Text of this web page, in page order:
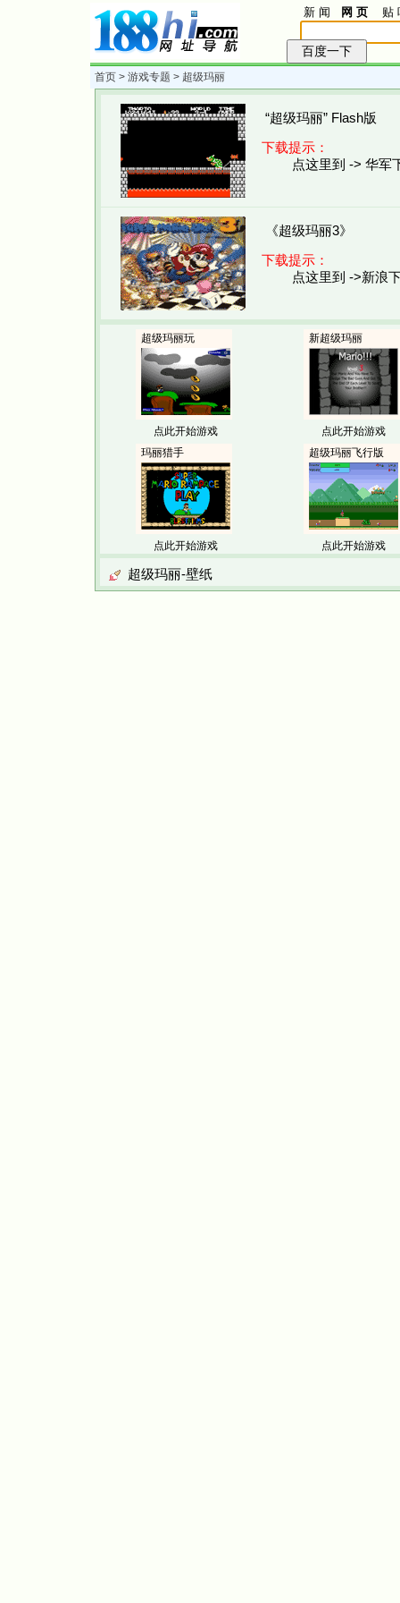
新 闻 网 页 贴
首页 > 游戏专题 > 超级玛丽
“超级玛丽” Flash版
下载提示：
点这里到 -> 华军
《超级玛丽3》
下载提示：
点这里到 ->新浪
超级玛丽玩
点此开始游戏
新超级玛丽
点此开始游戏
玛丽猎手
点此开始游戏
超级玛丽飞行版
点此开始游戏
超级玛丽-壁纸